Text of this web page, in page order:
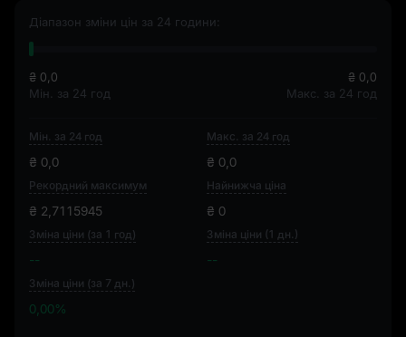
Діапазон зміни цін за 24 години:
₴ 0,0
Мін. за 24 год
₴ 0,0
Макс. за 24 год
Мін. за 24 год
₴ 0,0
Макс. за 24 год
₴ 0,0
Рекордний максимум
₴ 2,7115945
Найнижча ціна
₴ 0
Зміна ціни (за 1 год)
--
Зміна ціни (1 дн.)
--
Зміна ціни (за 7 дн.)
0,00%